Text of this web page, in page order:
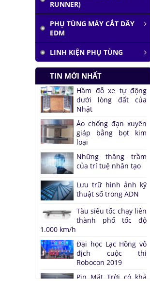
RUNNER)
PHỤ TÙNG MÁY CẮT DÂY
EDM
LINH KIỆN PHỤ TÙNG
TIN MỚI NHẤT
Pin Mặt Trời có khả
năng tái tạo ánh
sáng
quang hợp để tạo
nhiên liệu
Hầm đỗ xe tự động
dưới lòng đất của
Nhật
Áo chống đạn xuyên
giáp bằng bọt kim
loại
Những thăng trầm
của trí tuệ nhân tạo
Lưu trữ hình ảnh kỹ
Tàu siêu tốc chạy liên
thành phố tốc độ
1.000 km/h
Đại học Lạc Hồng vô
Robocon 2019
Pin Mặt Trời có khả
năng tái tạo ánh
sáng